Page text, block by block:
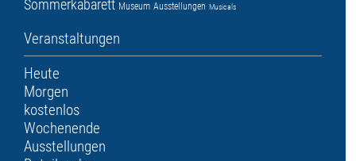
Sommerkabarett Museum Ausstellungen Musicals
Veranstaltungen
Heute
Morgen
kostenlos
Wochenende
Ausstellungen